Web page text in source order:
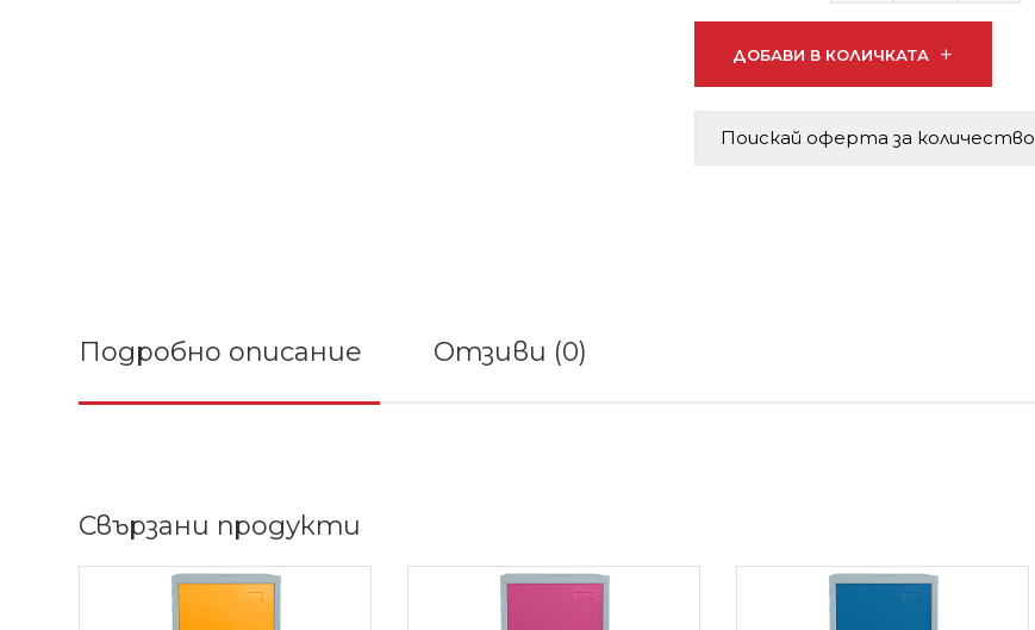
ДОБАВИ В КОЛИЧКАТА
Поискай оферта за количество
Подробно описание Отзиви (0)
Свързани продукти